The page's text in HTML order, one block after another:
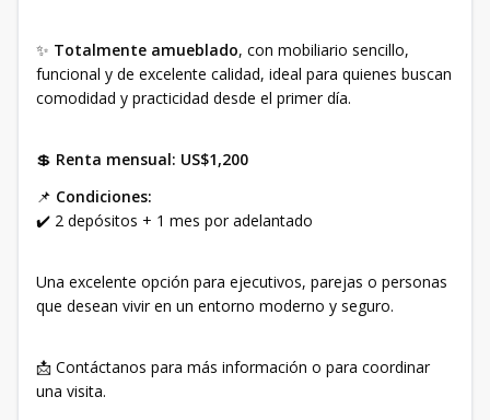
✨ Totalmente amueblado, con mobiliario sencillo,
funcional y de excelente calidad, ideal para quienes buscan
comodidad y practicidad desde el primer día.
💲 Renta mensual: US$1,200
📌 Condiciones:
✔️ 2 depósitos + 1 mes por adelantado
Una excelente opción para ejecutivos, parejas o personas
que desean vivir en un entorno moderno y seguro.
📩 Contáctanos para más información o para coordinar
una visita.